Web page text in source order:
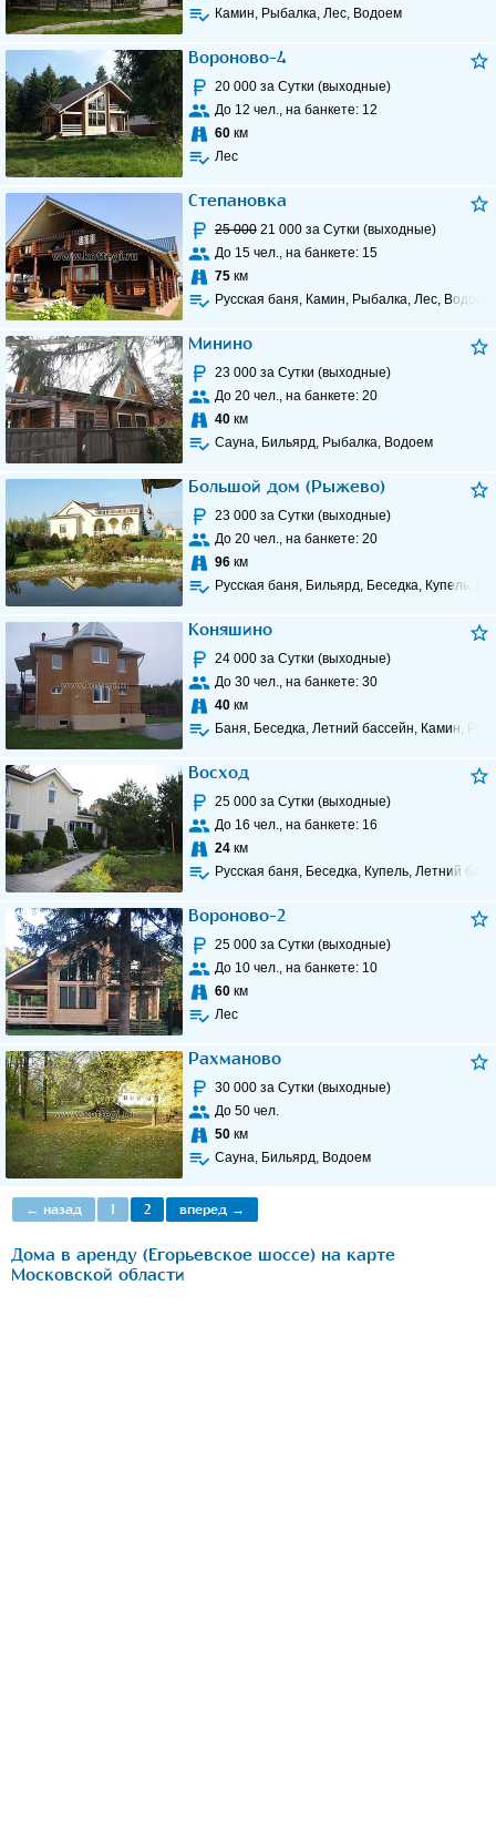
Камин, Рыбалка, Лес, Водоем
Вороново-4
20 000 за Сутки (выходные)
До 12 чел., на банкете: 12
60 км
Лес
Степановка
25 000 21 000 за Сутки (выходные)
До 15 чел., на банкете: 15
75 км
Русская баня, Камин, Рыбалка, Лес, Водоем
Минино
23 000 за Сутки (выходные)
До 20 чел., на банкете: 20
40 км
Сауна, Бильярд, Рыбалка, Водоем
Большой дом (Рыжево)
23 000 за Сутки (выходные)
До 20 чел., на банкете: 20
96 км
Русская баня, Бильярд, Беседка, Купель,
Коняшино
24 000 за Сутки (выходные)
До 30 чел., на банкете: 30
40 км
Баня, Беседка, Летний бассейн, Камин,
Восход
25 000 за Сутки (выходные)
До 16 чел., на банкете: 16
24 км
Русская баня, Беседка, Купель, Летний
Вороново-2
25 000 за Сутки (выходные)
До 10 чел., на банкете: 10
60 км
Лес
Рахманово
30 000 за Сутки (выходные)
До 50 чел.
50 км
Сауна, Бильярд, Водоем
← назад 1 2 вперед →
Дома в аренду (Егорьевское шоссе) на карте
Московской области